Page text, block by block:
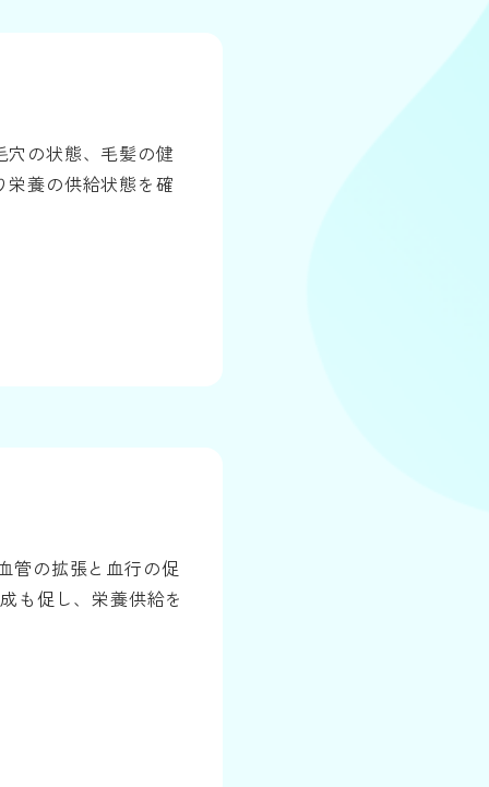
穴の状態、毛髪の健
養の供給状態を確
管の拡張と血行の促
も促し、栄養供給を